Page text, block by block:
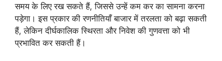
समय के लिए रख सकते हैं, जिससे उन्हें कम कर का सामना करना
पड़ेगा। इस प्रकार की रणनीतियाँ बाजार में तरलता को बढ़ा सकती
हैं, लेकिन दीर्घकालिक स्थिरता और निवेश की गुणवत्ता को भी
प्रभावित कर सकती हैं।